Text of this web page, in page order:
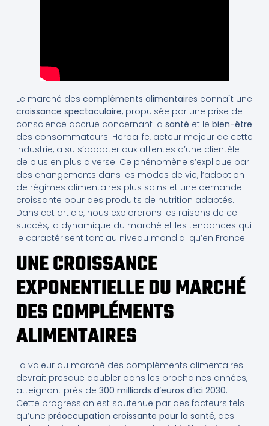
Le marché des compléments alimentaires connaît une
croissance spectaculaire, propulsée par une prise de
conscience accrue concernant la santé et le bien-être
des consommateurs. Herbalife, acteur majeur de cette
industrie, a su s’adapter aux attentes d’une clientèle
de plus en plus diverse. Ce phénomène s’explique par
des changements dans les modes de vie, l’adoption
de régimes alimentaires plus sains et une demande
croissante pour des produits de nutrition adaptés.
Dans cet article, nous explorerons les raisons de ce
succès, la dynamique du marché et les tendances qui
le caractérisent tant au niveau mondial qu’en France.
UNE CROISSANCE
EXPONENTIELLE DU MARCHÉ
DES COMPLÉMENTS
ALIMENTAIRES
La valeur du marché des compléments alimentaires
devrait presque doubler dans les prochaines années,
atteignant près de 300 milliards d’euros d’ici 2030.
Cette progression est soutenue par des facteurs tels
qu’une préoccupation croissante pour la santé, des